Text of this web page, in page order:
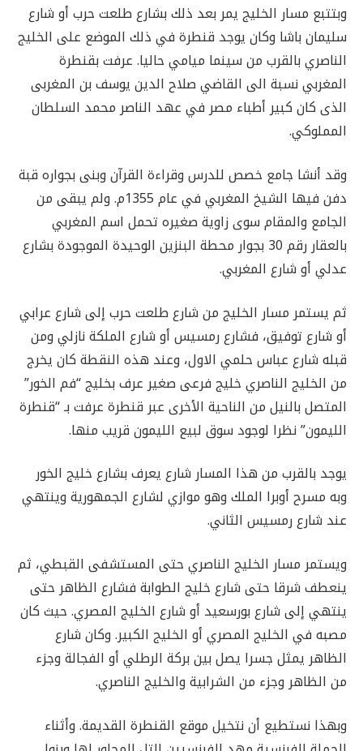
وبتتبع مسار الخليج يمر بعد ذلك بشارع طلعت حرب أو شارع
سليمان باشا وكان يوجد قنطرة في ذلك الموضع على الخليج
الناصري بالقرب من سينما ميامي حاليا. عرفت بقنطرة
المغربي نسبة الى القاضي صلاح الدين يوسف بن المغربى
الذى كان كبير أطباء مصر في عهد الناصر محمد السلطان
المملوكي.
وقد أنشا جامع خصص للدرس وقراءة القرآن وبنى بجواره قبة
دفن فيها الشيخ المغربي في عام 1355م. ولم يبقى من
الجامع والمقام سوى زاوية صغيره تحمل اسم المغربي
بالعقار رقم 30 بجوار محطة البنزين الوحيدة الموجودة بشارع
عدلي أو شارع المغربي.
ثم يستمر مسار الخليج من شارع طلعت حرب إلى شارع عرابي
أو شارع توفيق، فشارع رمسيس أو شارع الملكة نازلي ومن
قبله شارع عباس حلمي الاول، وعند هذه النقطة كان يخرج
من الخليج الناصري خليج فرعى صغير عرف بخليج “فم الخور”
المتصل بالنيل من الناحية الأخرى عبر قنطرة عرفت بـ “قنطرة
الليمون” نظرا لوجود سوق لبيع الليمون قريب منها.
يوجد بالقرب من هذا المسار شارع يعرف بشارع خليج الخور
وبه مسرح أوبرا الملك وهو موازي لشارع الجمهورية وينتهي
عند شارع رمسيس الثاني.
ويستمر مسار الخليج الناصري حتى المستشفى القبطي، ثم
ينعطف شرقا حتى شارع خليج الطوابة فشارع الظاهر حتى
ينتهي إلى شارع بورسعيد أو شارع الخليج المصري. حيث كان
مصبه في الخليج المصري أو الخليج الكبير. وكان شارع
الظاهر يمثل جسرا يصل بين بركة الرطلي أو الفجالة وجزء
من الظاهر وجزء من الشرابية والخليج الناصري.
وبهذا نستطيع أن نتخيل موقع القنطرة القديمة. وأثناء